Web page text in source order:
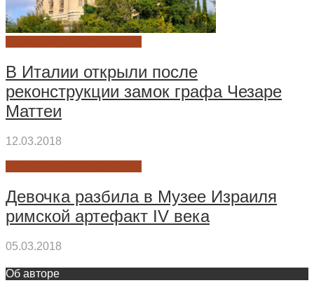
В Италии открыли после
реконструкции замок графа Чезаре
Маттеи
12.03.2018
Девочка разбила в Музее Израиля
римской артефакт IV века
05.03.2018
Об авторе